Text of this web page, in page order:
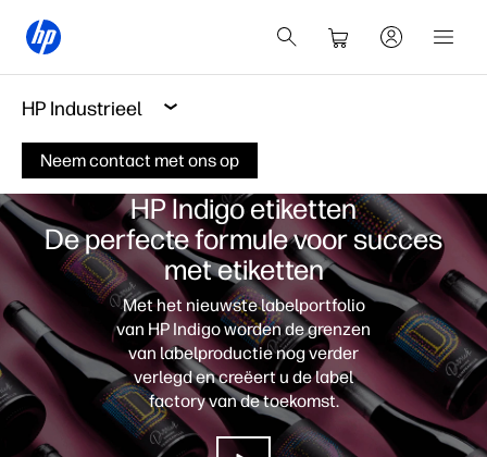
HP Industrieel
Neem contact met ons op
HP Indigo etiketten
De perfecte formule voor succes
met etiketten
Met het nieuwste labelportfolio
van HP Indigo worden de grenzen
van labelproductie nog verder
verlegd en creëert u de label
factory van de toekomst.